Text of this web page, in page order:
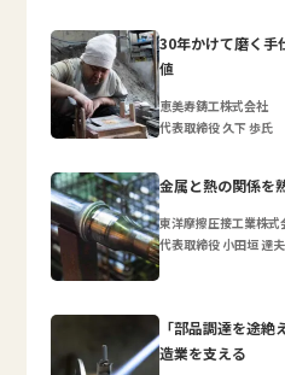
30年かけて磨く
値
恵美寿鋳工株式会社
代表取締役 久下 歩氏
金属と熱の関係を
東洋摩擦圧接工業株式
代表取締役 小田垣 達
「部品調達を途
造業を支える